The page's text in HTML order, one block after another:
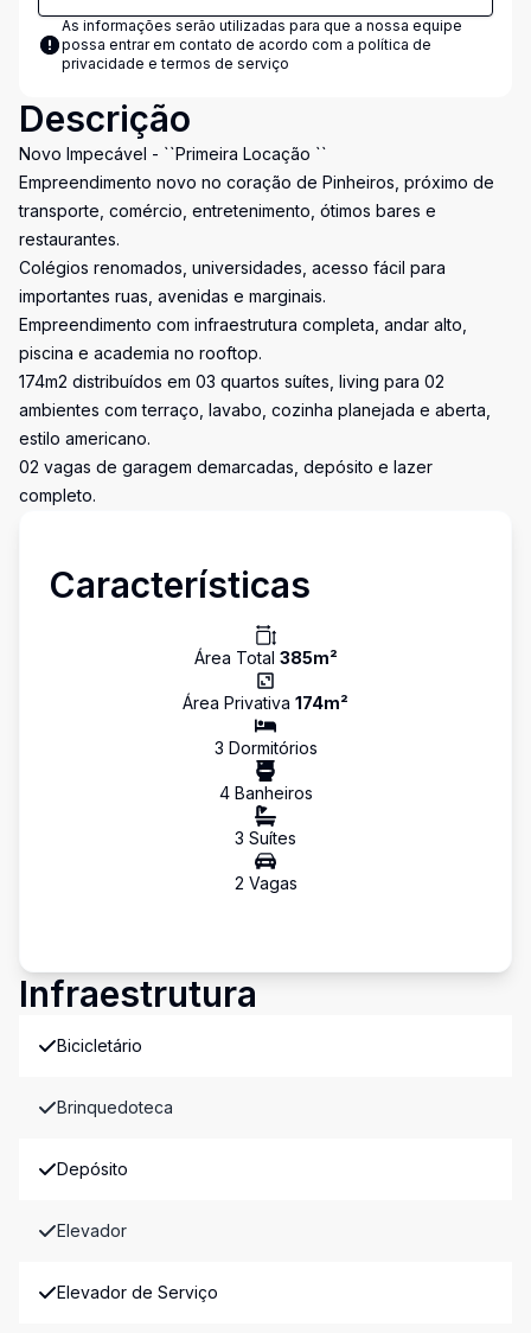
As informações serão utilizadas para que a nossa equipe
possa entrar em contato de acordo com a política de
privacidade e termos de serviço
Descrição
Novo Impecável - ``Primeira Locação ``
Empreendimento novo no coração de Pinheiros, próximo de
transporte, comércio, entretenimento, ótimos bares e
restaurantes.
Colégios renomados, universidades, acesso fácil para
importantes ruas, avenidas e marginais.
Empreendimento com infraestrutura completa, andar alto,
piscina e academia no rooftop.
174m2 distribuídos em 03 quartos suítes, living para 02
ambientes com terraço, lavabo, cozinha planejada e aberta,
estilo americano.
02 vagas de garagem demarcadas, depósito e lazer
completo.
Características
Área Total 385m²
Área Privativa 174m²
3 Dormitórios
4Banheiros
3 Suítes
2 Vagas
Infraestrutura
Bicicletário
Brinquedoteca
Depósito
Elevador
Elevador de Serviço